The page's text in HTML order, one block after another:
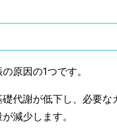
原因の1つです。
代謝が低下し、必要な
減少します。